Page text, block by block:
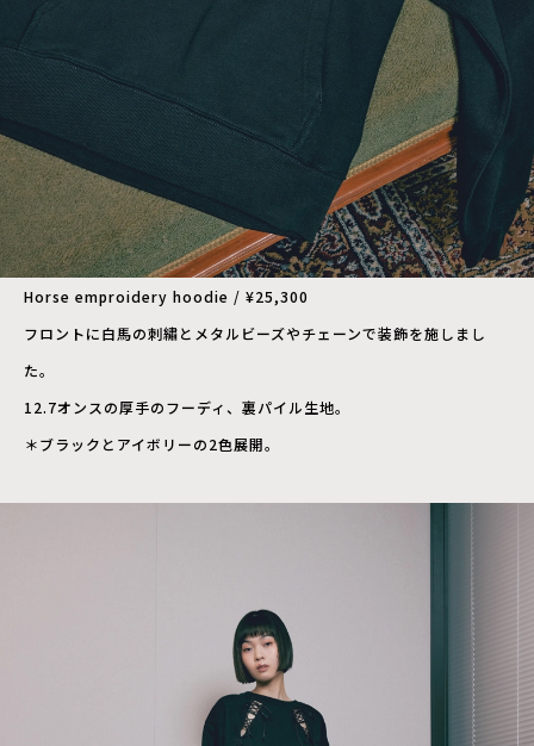
Horse emproidery hoodie / ¥25,300
フロントに白馬の刺繡とメタルビーズやチェーンで装飾を施しまし
た。
12.7オンスの厚手のフーディ、裏パイル生地。
＊ブラックとアイボリーの2色展開。